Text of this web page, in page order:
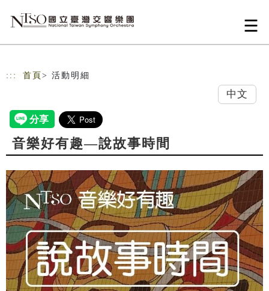
::: 首頁 > 活動明細
中文
音樂好有趣—說故事時間